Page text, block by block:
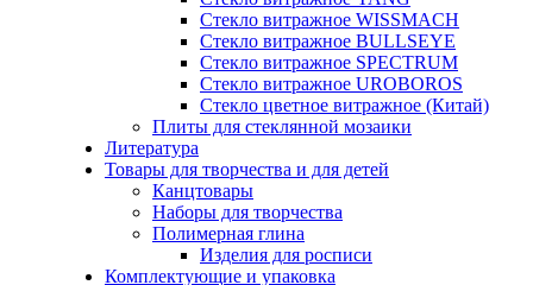
Стекло витражное WISSMACH
Стекло витражное BULLSEYE
Стекло витражное SPECTRUM
Стекло витражное UROBOROS
Стекло цветное витражное (Китай)
Плиты для стеклянной мозаики
Литература
Товары для творчества и для детей
Канцтовары
Наборы для творчества
Полимерная глина
Изделия для росписи
Комплектующие и упаковка